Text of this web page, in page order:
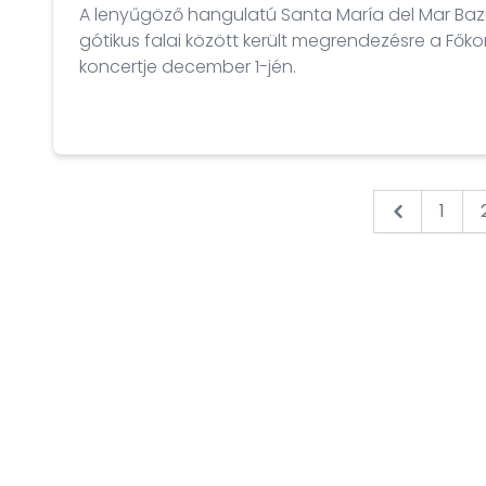
A lenyűgöző hangulatú Santa María del Mar
gótikus falai között került megrendezésre a
koncertje december 1-jén.
&laquo;
1